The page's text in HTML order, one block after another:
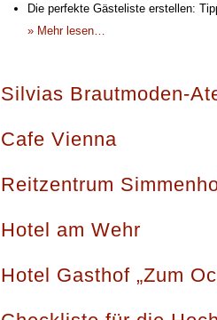
Die perfekte Gästeliste erstellen:
» Mehr lesen…
Silvias Brautmoden-
Cafe Vienna
Reitzentrum
Hotel am Wehr
Hotel Gasthof „Zum